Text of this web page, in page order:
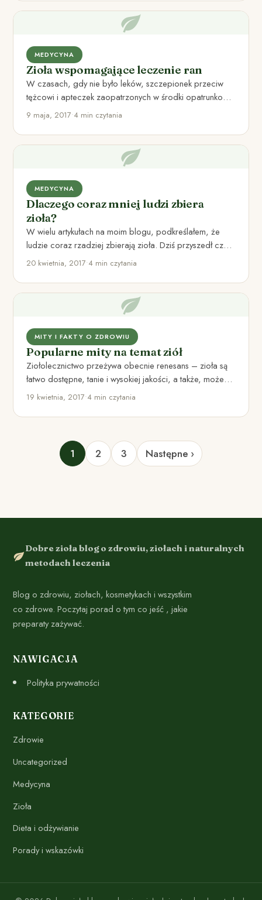
MEDYCYNA
Zioła wspomagające leczenie ran
W czasach, gdy nie było leków, szczepionek przeciw
tężcowi i apteczek zaopatrzonych w środki opatrunkowe,
nawet drobna rana…
9 maja, 2017•4 min czytania
MEDYCYNA
Dlaczego coraz mniej ludzi zbiera
zioła?
W wielu artykułach na moim blogu, podkreślałem, że
ludzie coraz rzadziej zbierają zioła. Dziś przyszedł czas
na bliższe…
20 kwietnia, 2017•4 min czytania
MITY I FAKTY O ZDROWIU
Popularne mity na temat ziół
Ziołolecznictwo przeżywa obecnie renesans – zioła są
łatwo dostępne, tanie i wysokiej jakości, a także, możemy
łatwo znaleźć…
19 kwietnia, 2017•4 min czytania
1 2 3 Następne ›
Dobre zioła blog o zdrowiu, ziołach i naturalnych
metodach leczenia
Blog o zdrowiu, ziołach, kosmetykach i wszystkim
co zdrowe. Poczytaj porad o tym co jeść , jakie
preparaty zażywać.
NAWIGACJA
Polityka prywatności
KATEGORIE
Zdrowie
Uncategorized
Medycyna
Zioła
Dieta i odżywianie
Porady i wskazówki